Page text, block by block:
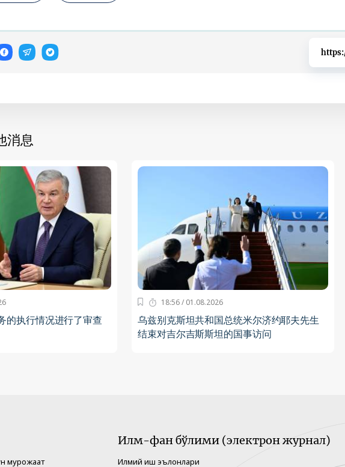
消息
的执行情况进行了审查
18:56 / 01.08.2026
乌兹别克斯坦共和国总统米尔济约耶夫先生
结束对吉尔吉斯斯坦的国事访问
мурожаат
Илм-фан бўлими (электрон журнал)
Илмий иш эълонлари